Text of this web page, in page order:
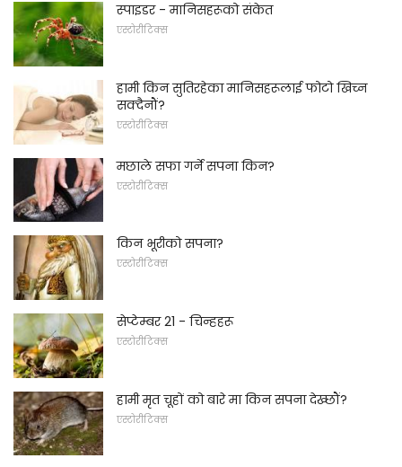
स्पाइडर - मानिसहरूको संकेत
एस्टोरीटिक्स
हामी किन सुतिरहेका मानिसहरूलाई फोटो खिच्न
सक्दैनौं?
एस्टोरीटिक्स
मछाले सफा गर्ने सपना किन?
एस्टोरीटिक्स
किन भूरीको सपना?
एस्टोरीटिक्स
सेप्टेम्बर 21 - चिन्हहरू
एस्टोरीटिक्स
हामी मृत चूहों को बारे मा किन सपना देख्छौं?
एस्टोरीटिक्स